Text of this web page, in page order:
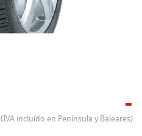
-
(IVA incluído en Península y Baleares)